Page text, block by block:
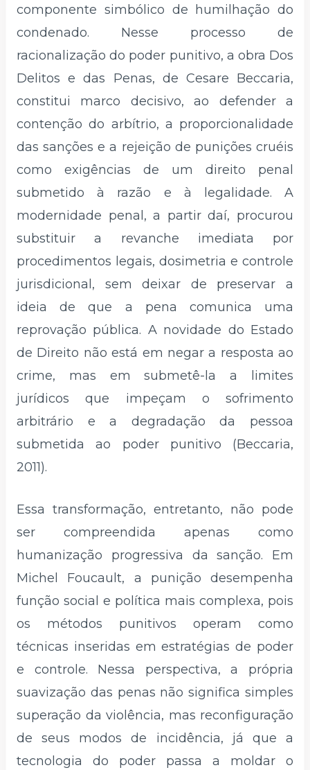
componente simbólico de humilhação do
condenado. Nesse processo de
racionalização do poder punitivo, a obra Dos
Delitos e das Penas, de Cesare Beccaria,
constitui marco decisivo, ao defender a
contenção do arbítrio, a proporcionalidade
das sanções e a rejeição de punições cruéis
como exigências de um direito penal
submetido à razão e à legalidade. A
modernidade penal, a partir daí, procurou
substituir a revanche imediata por
procedimentos legais, dosimetria e controle
jurisdicional, sem deixar de preservar a
ideia de que a pena comunica uma
reprovação pública. A novidade do Estado
de Direito não está em negar a resposta ao
crime, mas em submetê-la a limites
jurídicos que impeçam o sofrimento
arbitrário e a degradação da pessoa
submetida ao poder punitivo (Beccaria,
2011).
Essa transformação, entretanto, não pode
ser compreendida apenas como
humanização progressiva da sanção. Em
Michel Foucault, a punição desempenha
função social e política mais complexa, pois
os métodos punitivos operam como
técnicas inseridas em estratégias de poder
e controle. Nessa perspectiva, a própria
suavização das penas não significa simples
superação da violência, mas reconfiguração
de seus modos de incidência, já que a
tecnologia do poder passa a moldar o